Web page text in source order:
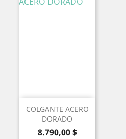
COLGANTE ACERO
DORADO
Precio
8.790,00 $